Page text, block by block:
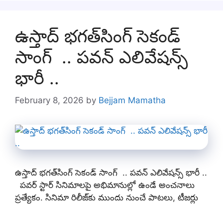
ఉస్తాద్ భగత్‌సింగ్ సెకండ్
సాంగ్ .. పవన్ ఎలివేషన్స్‌
భారీ ..
February 8, 2026 by Bejjam Mamatha
ఉస్తాద్ భగత్‌సింగ్ సెకండ్ సాంగ్ .. పవన్ ఎలివేషన్స్‌ భారీ ..
పవర్ స్టార్ సినిమాలపై అభిమానుల్లో ఉండే అంచనాలు
ప్రత్యేకం. సినిమా రిలీజ్‌కు ముందు నుంచే పాటలు, టీజర్లు